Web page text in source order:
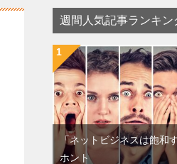
週間人気記事ランキン
「ネットビジネスは飽和
ホント